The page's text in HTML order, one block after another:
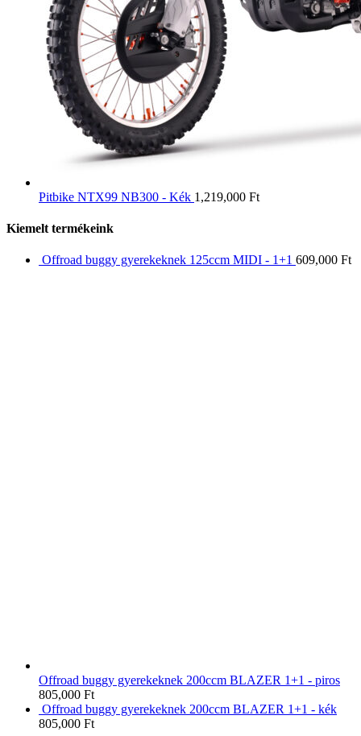
Pitbike NTX99 NB300 - Kék 1,219,000 Ft
Kiemelt termékeink
Offroad buggy gyerekeknek 125ccm MIDI - 1+1 609,000 Ft
Offroad buggy gyerekeknek 200ccm BLAZER 1+1 - piros
805,000 Ft
Offroad buggy gyerekeknek 200ccm BLAZER 1+1 - kék
805,000 Ft